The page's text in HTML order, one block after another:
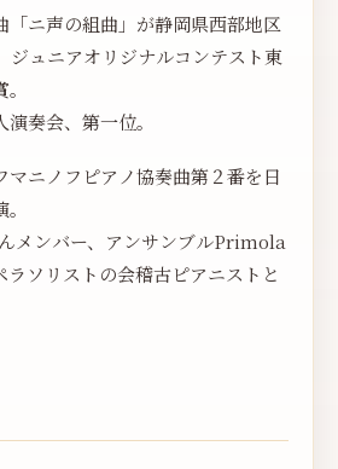
「ニ声の組曲」が静岡県西部地区
ジュニアオリジナルコンテスト東
奏会、第一位。
マニノフピアノ協奏曲第２番を日
メンバー、アンサンブルPrimola
ラソリストの会稽古ピアニストと